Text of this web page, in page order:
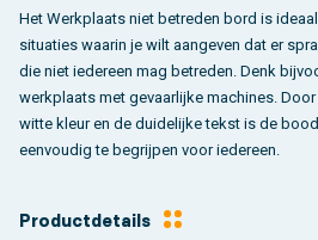
Het Werkplaats niet betreden bord is
situaties waarin je wilt aangeven dat er
die niet iedereen mag betreden. Denk
werkplaats met gevaarlijke machines.
witte kleur en de duidelijke tekst is de
eenvoudig te begrijpen voor iedereen.
Productdetails